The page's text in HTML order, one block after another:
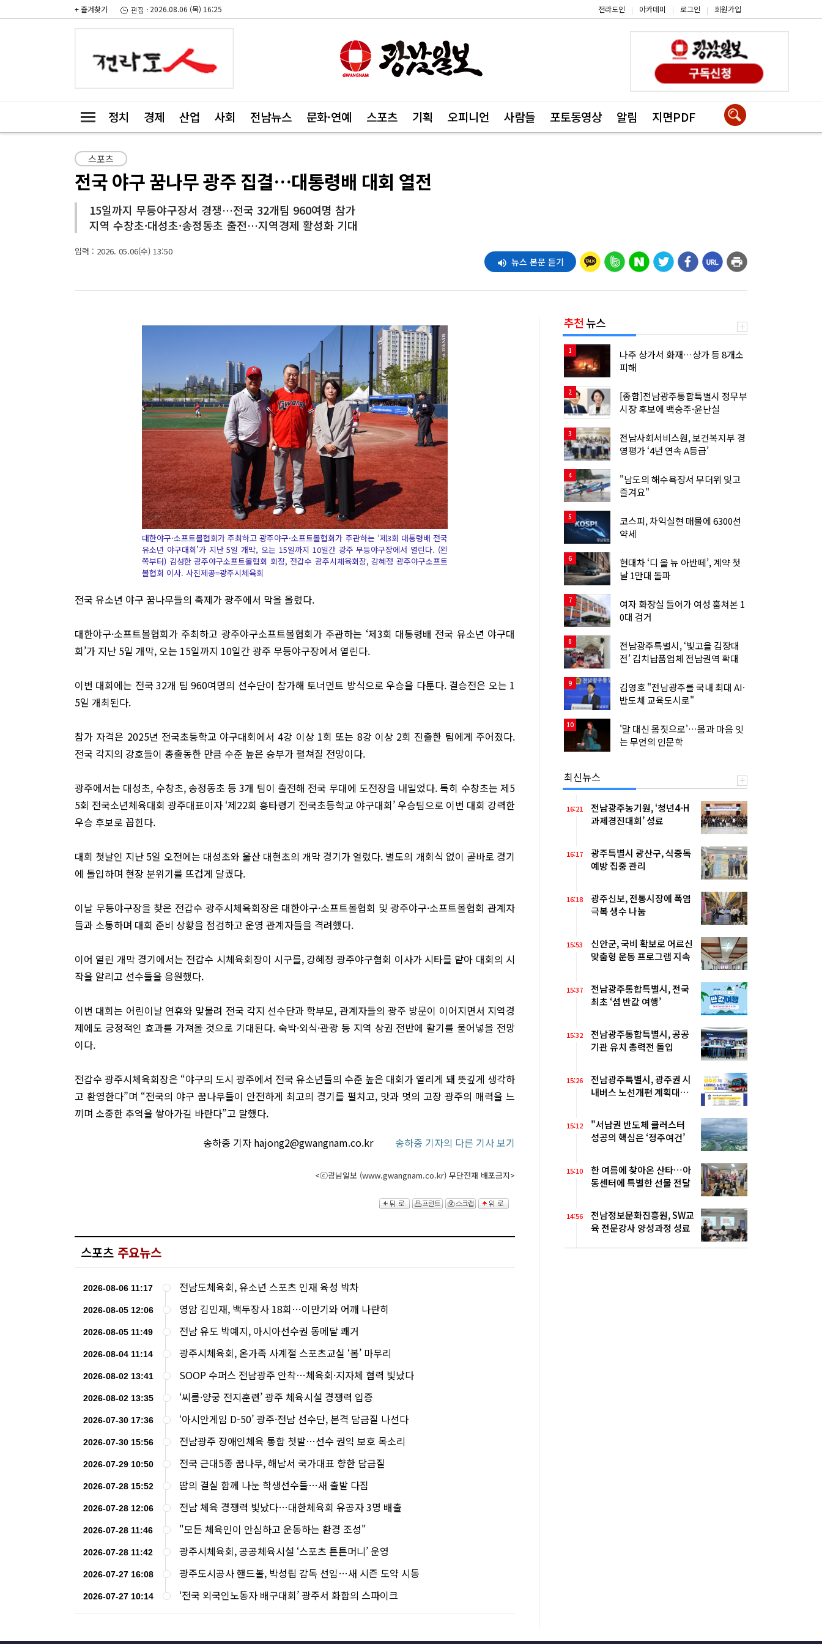
+ 즐겨찾기 2026.08.06 (목) 16:25 전라도인 | 아카데미 | 로그인 | 회원가입
정치 경제 산업 사회 전남뉴스 문화·연예 스포츠 기획 오피니언 사람들 포토동영상 알림 지면PDF
스포츠
전국 야구 꿈나무 광주 집결…대통령배 대회 열전
15일까지 무등야구장서 경쟁…전국 32개팀 960여명 참가
지역 수창초·대성초·송정동초 출전…지역경제 활성화 기대
입력 : 2026. 05.06(수) 13:50
뉴스 본문 듣기
대한야구·소프트볼협회가 주최하고 광주야구·소프트볼협회가 주관하는 ‘제3회 대통령배 전국
유소년 야구대회’가 지난 5일 개막, 오는 15일까지 10일간 광주 무등야구장에서 열린다. (왼
쪽부터) 김성한 광주야구소프트볼협회 회장, 전갑수 광주시체육회장, 강혜정 광주야구소프트
볼협회 이사. 사진제공=광주시체육회
전국 유소년 야구 꿈나무들의 축제가 광주에서 막을 올렸다.
대한야구·소프트볼협회가 주최하고 광주야구소프트볼협회가 주관하는 ‘제3회 대통령배 전국 유소년 야구대
회’가 지난 5일 개막, 오는 15일까지 10일간 광주 무등야구장에서 열린다.
이번 대회에는 전국 32개 팀 960여명의 선수단이 참가해 토너먼트 방식으로 우승을 다툰다. 결승전은 오는 1
5일 개최된다.
참가 자격은 2025년 전국초등학교 야구대회에서 4강 이상 1회 또는 8강 이상 2회 진출한 팀에게 주어졌다.
전국 각지의 강호들이 총출동한 만큼 수준 높은 승부가 펼쳐질 전망이다.
광주에서는 대성초, 수창초, 송정동초 등 3개 팀이 출전해 전국 무대에 도전장을 내밀었다. 특히 수창초는 제5
5회 전국소년체육대회 광주대표이자 ‘제22회 흥타령기 전국초등학교 야구대회’ 우승팀으로 이번 대회 강력한
우승 후보로 꼽힌다.
대회 첫날인 지난 5일 오전에는 대성초와 울산 대현초의 개막 경기가 열렸다. 별도의 개회식 없이 곧바로 경기
에 돌입하며 현장 분위기를 뜨겁게 달궜다.
이날 무등야구장을 찾은 전갑수 광주시체육회장은 대한야구·소프트볼협회 및 광주야구·소프트볼협회 관계자
들과 소통하며 대회 준비 상황을 점검하고 운영 관계자들을 격려했다.
이어 열린 개막 경기에서는 전갑수 시체육회장이 시구를, 강혜정 광주야구협회 이사가 시타를 맡아 대회의 시
작을 알리고 선수들을 응원했다.
이번 대회는 어린이날 연휴와 맞물려 전국 각지 선수단과 학부모, 관계자들의 광주 방문이 이어지면서 지역경
제에도 긍정적인 효과를 가져올 것으로 기대된다. 숙박·외식·관광 등 지역 상권 전반에 활기를 불어넣을 전망
이다.
전갑수 광주시체육회장은 “야구의 도시 광주에서 전국 유소년들의 수준 높은 대회가 열리게 돼 뜻깊게 생각하
고 환영한다”며 “전국의 야구 꿈나무들이 안전하게 최고의 경기를 펼치고, 맛과 멋의 고장 광주의 매력을 느
끼며 소중한 추억을 쌓아가길 바란다”고 말했다.
송하종 기자 hajong2@gwangnam.co.kr
송하종 기자의 다른 기사 보기
<ⓒ광남일보 (www.gwangnam.co.kr) 무단전재 배포금지>
스포츠 주요뉴스
2026-08-06 11:17 전남도체육회, 유소년 스포츠 인재 육성 박차
2026-08-05 12:06 영암 김민재, 백두장사 18회…이만기와 어깨 나란히
2026-08-05 11:49 전남 유도 박예지, 아시아선수권 동메달 쾌거
2026-08-04 11:14 광주시체육회, 온가족 사계절 스포츠교실 ‘봄’ 마무리
2026-08-02 13:41 SOOP 수퍼스 전남광주 안착…체육회·지자체 협력 빛났다
2026-08-02 13:35 ‘씨름·양궁 전지훈련’ 광주 체육시설 경쟁력 입증
2026-07-30 17:36 ‘아시안게임 D-50’ 광주·전남 선수단, 본격 담금질 나선다
2026-07-30 15:56 전남광주 장애인체육 통합 첫발…선수 권익 보호 목소리
2026-07-29 10:50 전국 근대5종 꿈나무, 해남서 국가대표 향한 담금질
2026-07-28 15:52 땀의 결실 함께 나눈 학생선수들…새 출발 다짐
2026-07-28 12:06 전남 체육 경쟁력 빛났다…대한체육회 유공자 3명 배출
2026-07-28 11:46 "모든 체육인이 안심하고 운동하는 환경 조성"
2026-07-28 11:42 광주시체육회, 공공체육시설 ‘스포츠 튼튼머니’ 운영
2026-07-27 16:08 광주도시공사 핸드볼, 박성립 감독 선임…새 시즌 도약 시동
2026-07-27 10:14 ‘전국 외국인노동자 배구대회’ 광주서 화합의 스파이크
추천뉴스
1
나주 상가서 화재…상가 등 8개소
피해
2
[종합]전남광주통합특별시 정무부
시장 후보에 백승주·윤난실
3
전남사회서비스원, 보건복지부 경
영평가 ‘4년 연속 A등급’
4
"남도의 해수욕장서 무더위 잊고
즐겨요"
5
코스피, 차익실현 매물에 6300선
약세
6
현대차 ‘디 올 뉴 아반떼’, 계약 첫
날 1만대 돌파
7
여자 화장실 들어가 여성 훔쳐본 1
0대 검거
8
전남광주특별시, ‘빛고을 김장대
전’ 김치납품업체 전남권역 확대
9
김영호 "전남광주를 국내 최대 AI·
반도체 교육도시로"
10
'말 대신 몸짓으로'…몸과 마음 잇
는 무언의 인문학
최신뉴스
16:21
전남광주농기원, ‘청년4-H
과제경진대회’ 성료
16:17
광주특별시 광산구, 식중독
예방 집중 관리
16:18
광주신보, 전통시장에 폭염
극복 생수 나눔
15:53
신안군, 국비 확보로 어르신
맞춤형 운동 프로그램 지속
15:37
전남광주통합특별시, 전국
최초 ‘섬 반값 여행’
15:32
전남광주통합특별시, 공공
기관 유치 총력전 돌입
15:26
전남광주특별시, 광주권 시
내버스 노선개편 계획대로
15:12
"서남권 반도체 클러스터
성공의 핵심은 ‘정주여건’
15:10
한 여름에 찾아온 산타…아
동센터에 특별한 선물 전달
14:56
전남정보문화진흥원, SW교
육 전문강사 양성과정 성료